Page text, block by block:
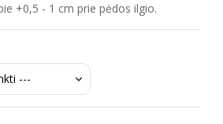
+0,5 - 1 cm prie pėdos ilgio.